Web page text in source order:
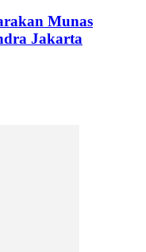
Munas
Jakarta